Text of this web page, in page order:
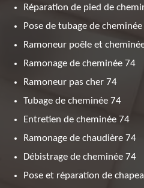
Réparation de pied de
Pose de tubage de
Ramoneur poêle et
Ramonage de cheminée 74
Ramoneur pas cher 74
Tubage de cheminée 74
Entretien de cheminée 74
Ramonage de chaudière 74
Débistrage de cheminée 74
Pose et réparation de